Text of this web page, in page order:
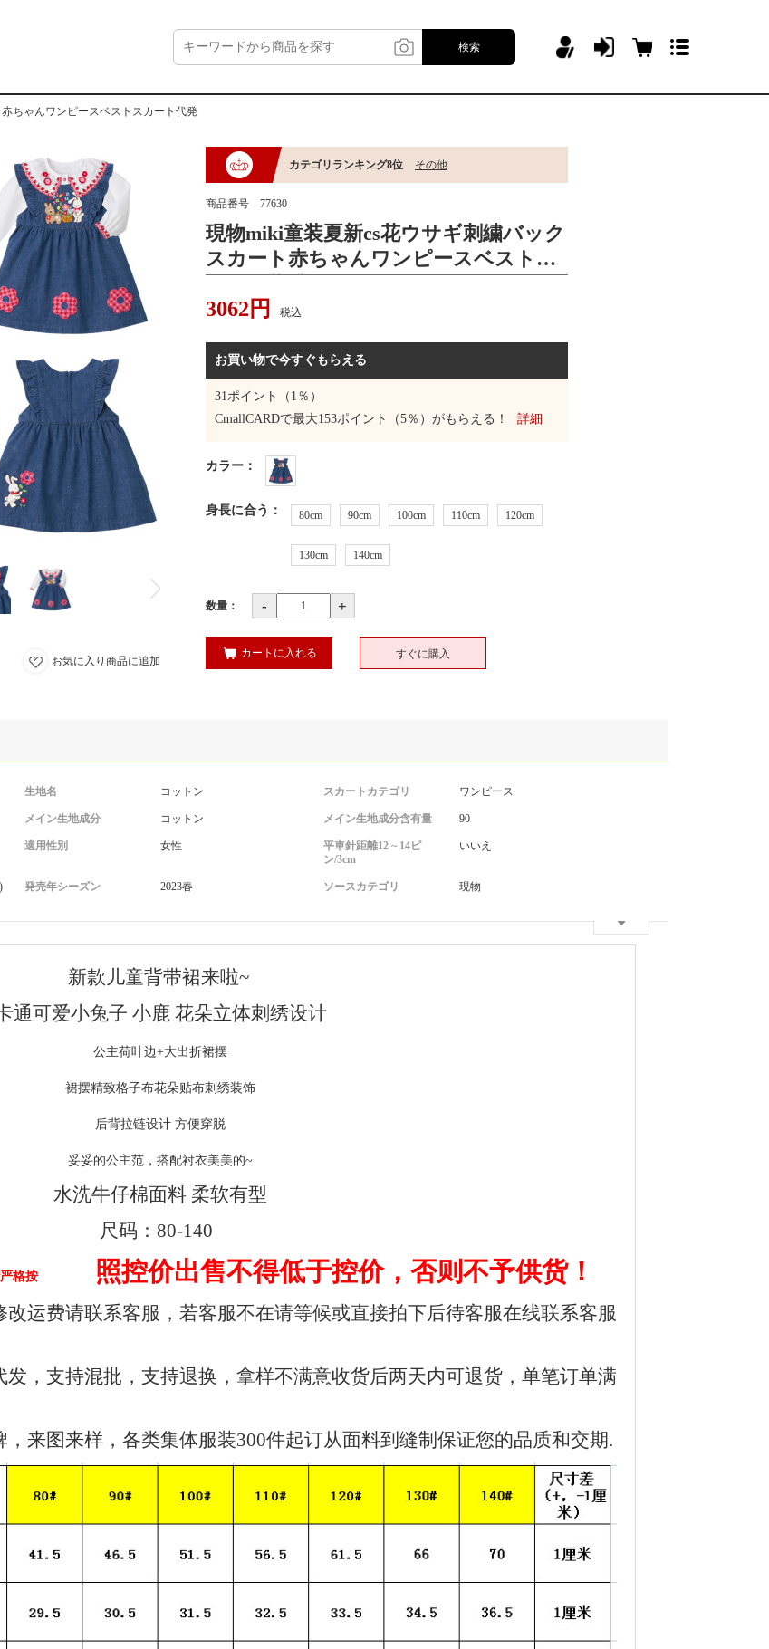
検索
ちゃんワンピースベストスカート代発
お気に入り商品に追加
カテゴリランキング8位 その他
商品番号 77630
現物miki童装夏新cs花ウサギ刺繍バック
スカート赤ちゃんワンピースベストス
3062 円 税込
お買い物で今すぐもらえる
31ポイント（1％）
CmallCARDで最大153ポイント（5％）がもらえる！ 詳細
カラー ：
身長に合う ： 80cm 90cm 100cm 110cm 120cm
130cm 140cm
数量： - +
カートに入れる すぐに購入
生地名 コットン スカートカテゴリ ワンピース
メイン生地成分 コットン メイン生地成分含有量 90
適用性別 女性
平車針距離12 ~ 14ピ
ン/3cm
いいえ
発売年シーズン 2023春 ソースカテゴリ 現物
新款儿童背带裙来啦~
通可爱小兔子 小鹿 花朵立体刺绣设计
公主荷叶边+大出折裙摆
裙摆精致格子布花朵贴布刺绣装饰
后背拉链设计 方便穿脱
妥妥的公主范，搭配衬衣美美的~
水洗牛仔棉面料 柔软有型
尺码：80-140
格按照控价出售不得低于控价，否则不予供货！
运费请联系客服，若客服不在请等候或直接拍下后待客服在线联系客服
，支持混批，支持退换，拿样不满意收货后两天内可退货，单笔订单满
来图来样，各类集体服装300件起订从面料到缝制保证您的品质和交期.